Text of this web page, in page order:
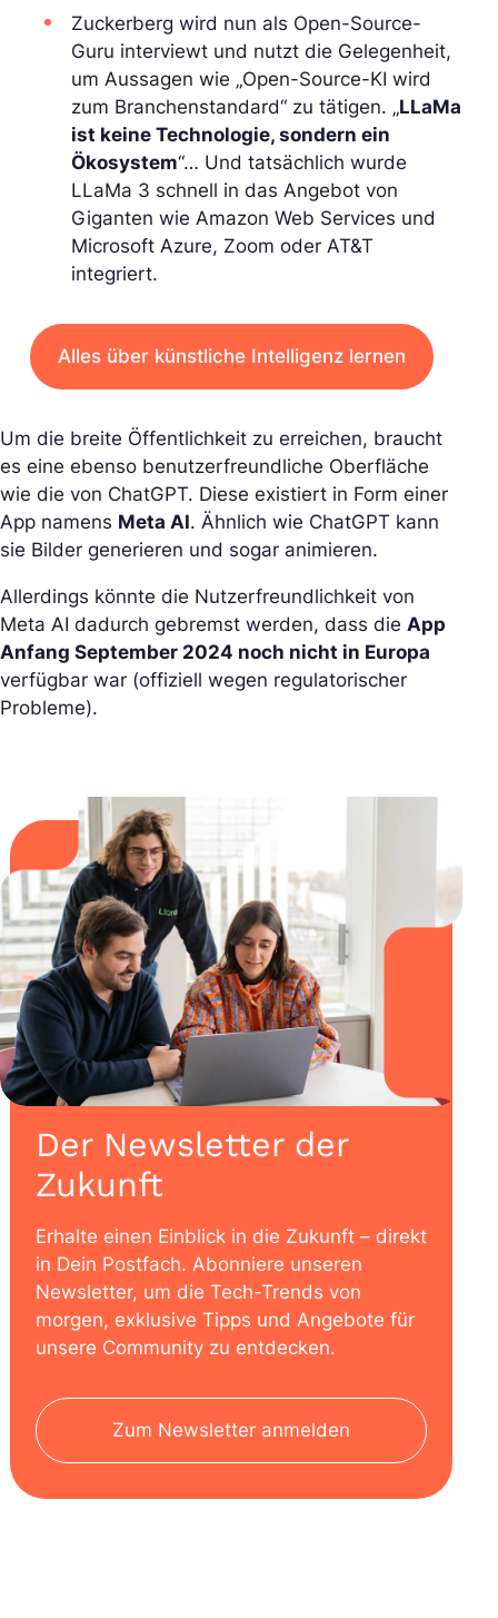
Zuckerberg wird nun als Open-Source-
Guru interviewt und nutzt die Gelegenheit,
um Aussagen wie „Open-Source-KI wird
zum Branchenstandard“ zu tätigen. „LLaMa
ist keine Technologie, sondern ein
Ökosystem“… Und tatsächlich wurde
LLaMa 3 schnell in das Angebot von
Giganten wie Amazon Web Services und
Microsoft Azure, Zoom oder AT&T
integriert.
Alles über künstliche Intelligenz lernen
Um die breite Öffentlichkeit zu erreichen, braucht
es eine ebenso benutzerfreundliche Oberfläche
wie die von ChatGPT. Diese existiert in Form einer
App namens Meta AI. Ähnlich wie ChatGPT kann
sie Bilder generieren und sogar animieren.
Allerdings könnte die Nutzerfreundlichkeit von
Meta AI dadurch gebremst werden, dass die App
Anfang September 2024 noch nicht in Europa
verfügbar war (offiziell wegen regulatorischer
Probleme).
Der Newsletter der
Zukunft
Erhalte einen Einblick in die Zukunft – direkt
in Dein Postfach. Abonniere unseren
Newsletter, um die Tech-Trends von
morgen, exklusive Tipps und Angebote für
unsere Community zu entdecken.
Zum Newsletter anmelden